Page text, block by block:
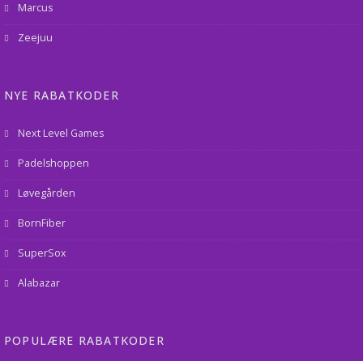
Marcus
Zeejuu
NYE RABATKODER
Next Level Games
Padelshoppen
Løvegården
BornFiber
SuperSox
Alabazar
POPULÆRE RABATKODER